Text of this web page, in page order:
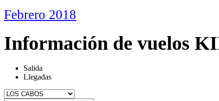
Febrero 2018
Información de vuelos
Salida
Llegadas